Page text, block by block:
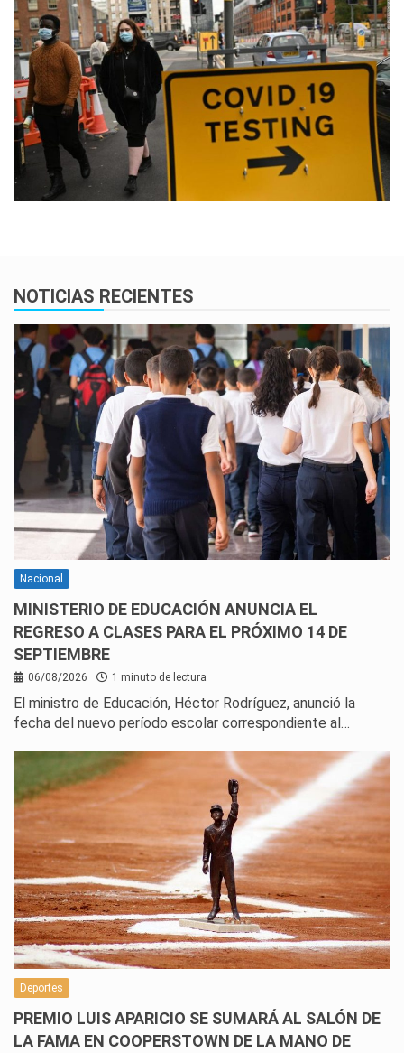
NOTICIAS RECIENTES
Nacional
MINISTERIO DE EDUCACIÓN ANUNCIA EL
REGRESO A CLASES PARA EL PRÓXIMO 14 DE
SEPTIEMBRE
06/08/2026 1 minuto de lectura
El ministro de Educación, Héctor Rodríguez, anunció la
fecha del nuevo período escolar correspondiente al…
Deportes
PREMIO LUIS APARICIO SE SUMARÁ AL SALÓN DE
LA FAMA EN COOPERSTOWN DE LA MANO DE